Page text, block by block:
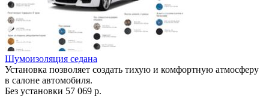
Шумоизоляция седана
Установка позволяет создать тихую и комфортную атмосферу
в салоне автомобиля.
Без установки 57 069 р.